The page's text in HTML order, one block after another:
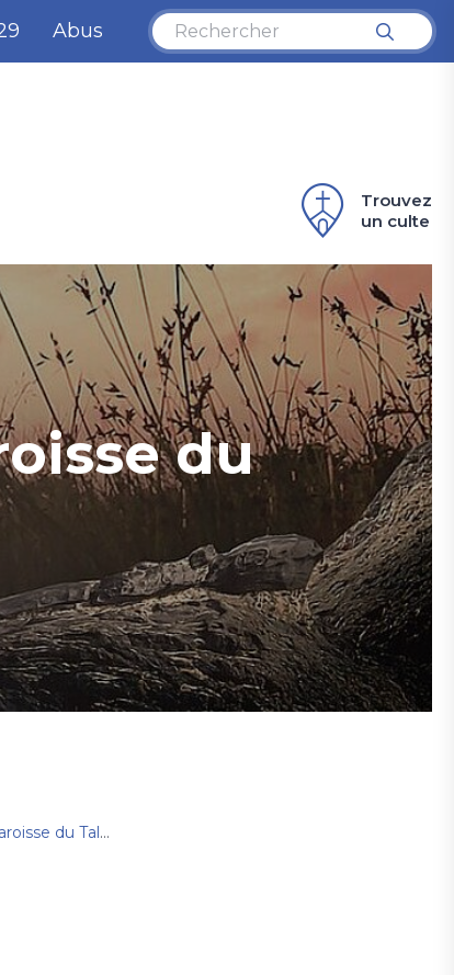
Abus
Trouvez
un culte
du
du Talent